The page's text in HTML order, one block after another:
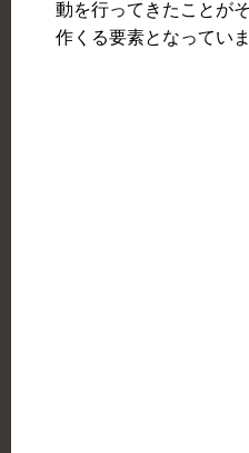
動を行ってきたことが
作くる要素となっていま